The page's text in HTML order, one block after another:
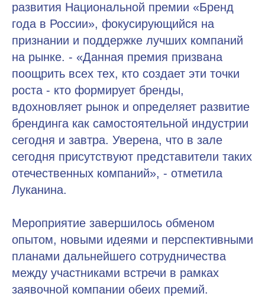
развития Национальной премии «Бренд
года в России», фокусирующийся на
признании и поддержке лучших компаний
на рынке. - «Данная премия призвана
поощрить всех тех, кто создает эти точки
роста - кто формирует бренды,
вдохновляет рынок и определяет развитие
брендинга как самостоятельной индустрии
сегодня и завтра. Уверена, что в зале
сегодня присутствуют представители таких
отечественных компаний», - отметила
Луканина.
Мероприятие завершилось обменом
опытом, новыми идеями и перспективными
планами дальнейшего сотрудничества
между участниками встречи в рамках
заявочной компании обеих премий.